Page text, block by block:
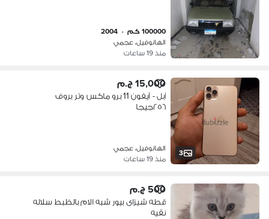
100000 كم •
2004
الهانوفيل، عجمي
منذ 19 ساعات
3
15,000 ج.م
آبل - آيفون 11 برو ماكس وتر بروف
٢٥٦جيجا
الهانوفيل، عجمي
منذ 19 ساعات
500 ج.م
قطه شيزاى بيور شبه الام بالظبط سلاله
نقيه